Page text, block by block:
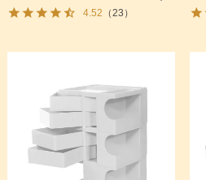
4.52 （23）